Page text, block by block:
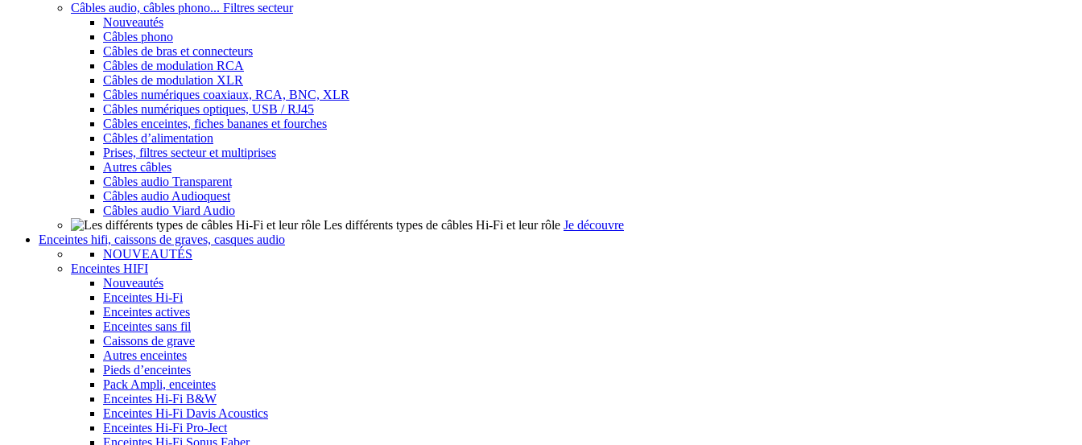
Câbles audio, câbles phono... Filtres secteur
Nouveautés
Câbles phono
Câbles de bras et connecteurs
Câbles de modulation RCA
Câbles de modulation XLR
Câbles numériques coaxiaux, RCA, BNC, XLR
Câbles numériques optiques, USB / RJ45
Câbles enceintes, fiches bananes et fourches
Câbles d’alimentation
Prises, filtres secteur et multiprises
Autres câbles
Câbles audio Transparent
Câbles audio Audioquest
Câbles audio Viard Audio
Les différents types de câbles Hi-Fi et leur rôle Je découvre
Enceintes hifi, caissons de graves, casques audio
NOUVEAUTÉS
Enceintes HIFI
Nouveautés
Enceintes Hi-Fi
Enceintes actives
Enceintes sans fil
Caissons de grave
Autres enceintes
Pieds d’enceintes
Pack Ampli, enceintes
Enceintes Hi-Fi B&W
Enceintes Hi-Fi Davis Acoustics
Enceintes Hi-Fi Pro-Ject
Enceintes Hi-Fi Sonus Faber